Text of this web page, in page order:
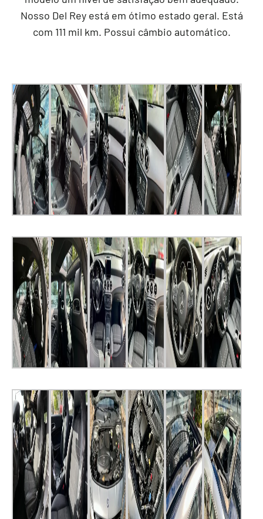
Nosso Del Rey está em ótimo estado geral. Está
com 111 mil km. Possui câmbio automático.